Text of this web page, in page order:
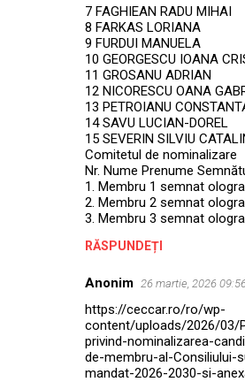
7 FAGHIEAN RADU MIHAI
8 FARKAS LORIANA
9 FURDUI MANUELA
10 GEORGESCU IOANA
11 GROSANU ADRIAN
12 NICORESCU OANA
13 PETROIANU
14 SAVU LUCIAN-DOREL
15 SEVERIN SILVIU
Comitetul de nominalizare
Nr. Nume Prenume
1. Membru 1 semnat
2. Membru 2 semnat
3. Membru 3 semnat
RĂSPUNDEȚI
Anonim 26 martie, 2026
https://ceccar.ro/ro/wp-
content/uploads/2026/03/
privind-nominalizarea-
de-membru-al-Consiliului-
mandat-2026-2030-si-